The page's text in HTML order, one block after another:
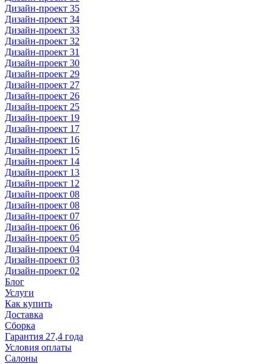
Дизайн-проект 35
Дизайн-проект 34
Дизайн-проект 33
Дизайн-проект 32
Дизайн-проект 31
Дизайн-проект 30
Дизайн-проект 29
Дизайн-проект 27
Дизайн-проект 26
Дизайн-проект 25
Дизайн-проект 19
Дизайн-проект 17
Дизайн-проект 16
Дизайн-проект 15
Дизайн-проект 14
Дизайн-проект 13
Дизайн-проект 12
Дизайн-проект 08
Дизайн-проект 08
Дизайн-проект 07
Дизайн-проект 06
Дизайн-проект 05
Дизайн-проект 04
Дизайн-проект 03
Дизайн-проект 02
Блог
Услуги
Как купить
Доставка
Сборка
Гарантия 27,4 года
Условия оплаты
Салоны